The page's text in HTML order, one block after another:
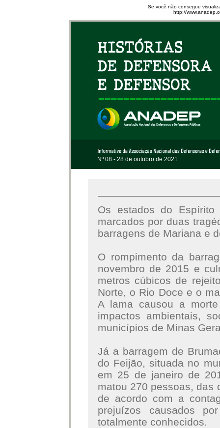
Se você não consegue
http://
Nº 08 - 28 de outubro de 2021
Os estados do
marcados por duas
barragens de Mariana e
O rompimento da
novembro de 2015 e
metros cúbicos de
Norte, o Rio Doce e o
A lama causou a
impactos ambientais,
municípios de Minas
Já a barragem de
do Feijão, situada no
em 25 de janeiro de
matou 270 pessoas, das
de acordo com a
prejuízos causados
totalmente conhecidos.